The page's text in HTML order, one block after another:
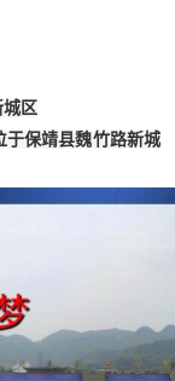
城区
保靖县魏竹路新城